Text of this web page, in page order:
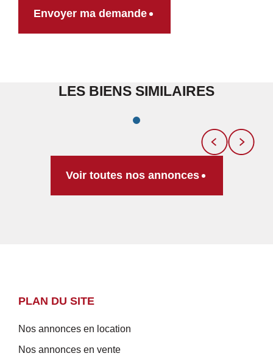
Envoyer ma demande
LES BIENS SIMILAIRES
Voir toutes nos annonces
PLAN DU SITE
Nos annonces en location
Nos annonces en vente